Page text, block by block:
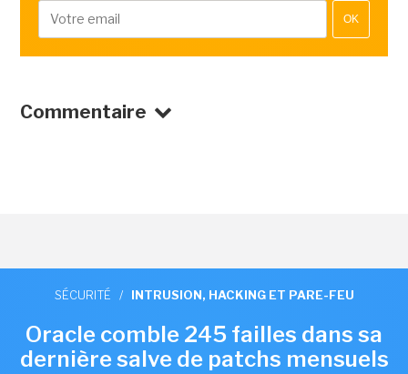
OK
Commentaire
SÉCURITÉ / INTRUSION, HACKING ET PARE-FEU
Oracle comble 245 failles dans sa
dernière salve de patchs mensuels